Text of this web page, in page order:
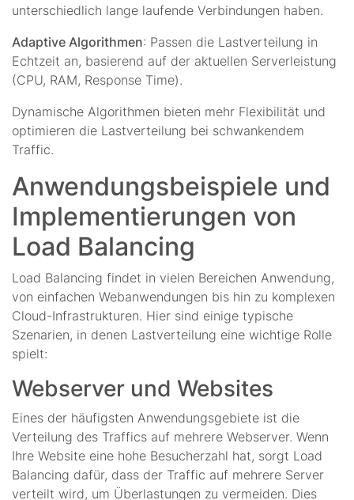
unterschiedlich lange laufende Verbindungen haben.
Adaptive Algorithmen: Passen die Lastverteilung in
Echtzeit an, basierend auf der aktuellen Serverleistung
(CPU, RAM, Response Time).
Dynamische Algorithmen bieten mehr Flexibilität und
optimieren die Lastverteilung bei schwankendem
Traffic.
Anwendungsbeispiele und
Implementierungen von
Load Balancing
Load Balancing findet in vielen Bereichen Anwendung,
von einfachen Webanwendungen bis hin zu komplexen
Cloud-Infrastrukturen. Hier sind einige typische
Szenarien, in denen Lastverteilung eine wichtige Rolle
spielt:
Webserver und Websites
Eines der häufigsten Anwendungsgebiete ist die
Verteilung des Traffics auf mehrere Webserver. Wenn
Ihre Website eine hohe Besucherzahl hat, sorgt Load
Balancing dafür, dass der Traffic auf mehrere Server
verteilt wird, um Überlastungen zu vermeiden. Dies